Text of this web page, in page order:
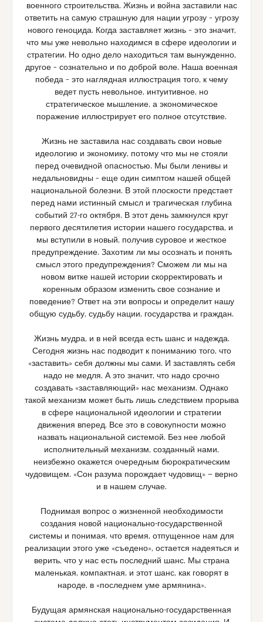
военного строительства. Жизнь и война заставили нас
ответить на самую страшную для нации угрозу – угрозу
нового геноцида. Когда заставляет жизнь – это значит,
что мы уже невольно находимся в сфере идеологии и
стратегии. Но одно дело находиться там вынужденно,
другое – сознательно и по доброй воле. Наша военная
победа – это наглядная иллюстрация того, к чему
ведет пусть невольное, интуитивное, но
стратегическое мышление, а экономическое
поражение иллюстрирует его полное отсутствие.
Жизнь не заставила нас создавать свои новые
идеологию и экономику, потому что мы не стояли
перед очевидной опасностью. Мы были ленивы и
недальновидны – еще один симптом нашей общей
национальной болезни. В этой плоскости предстает
перед нами истинный смысл и трагическая глубина
событий 27-го октября. В этот день замкнулся круг
первого десятилетия истории нашего государства, и
мы вступили в новый, получив суровое и жесткое
предупреждение. Захотим ли мы осознать и понять
смысл этого предупреждения? Сможем ли мы на
новом витке нашей истории скорректировать и
коренным образом изменить свое сознание и
поведение? Ответ на эти вопросы и определит нашу
общую судьбу, судьбу нации, государства и граждан.
Жизнь мудра, и в ней всегда есть шанс и надежда.
Сегодня жизнь нас подводит к пониманию того, что
«заставить» себя должны мы сами. И заставлять себя
надо не медля. А это значит, что надо срочно
создавать «заставляющий» нас механизм. Однако
такой механизм может быть лишь следствием прорыва
в сфере национальной идеологии и стратегии
движения вперед. Все это в совокупности можно
назвать национальной системой. Без нее любой
исполнительный механизм, созданный нами,
неизбежно окажется очередным бюрократическим
чудовищем. «Сон разума порождает чудовищ» — верно
и в нашем случае.
Поднимая вопрос о жизненной необходимости
создания новой национально-государственной
системы и понимая, что время, отпущенное нам для
реализации этого уже «съедено», остается надеяться и
верить, что у нас есть последний шанс. Мы страна
маленькая, компактная, и этот шанс, как говорят в
народе, в «последнем уме армянина».
Будущая армянская национально-государственная